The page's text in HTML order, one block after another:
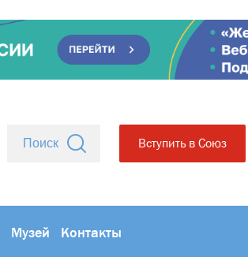
Вступить в Союз
Музей Контакты